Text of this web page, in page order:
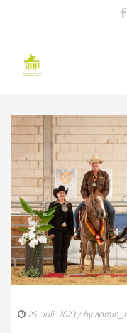
AKTUELLES
EWU NEWS
TERMINE
BRANDENBURG
WESTERNREITER
TURNIERSPORT
26. Juli. 2023/ by